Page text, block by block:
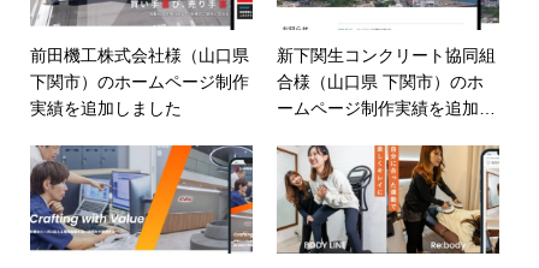
前田機工株式会社様（山口県
下関市）のホームページ制作
実績を追加しました
新下関生コンクリート協同組
合様（山口県 下関市）のホ
ームページ制作実績を追加し